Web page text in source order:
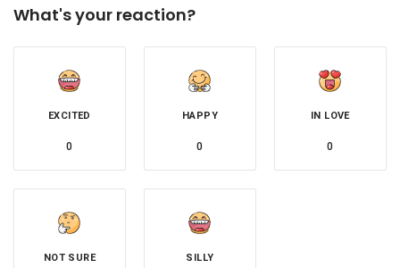
What's your reaction?
EXCITED
0
HAPPY
0
IN LOVE
0
NOT SURE SILLY